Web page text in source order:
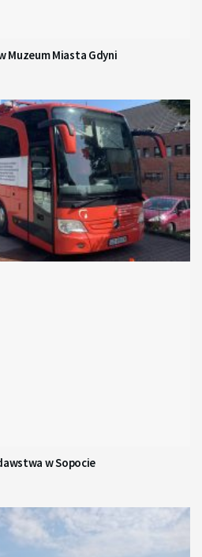
Muzeum Miasta Gdyni
w Sopocie